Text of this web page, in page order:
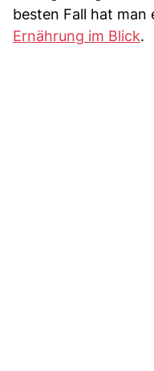
besten Fall hat man
Ernährung im Blick.